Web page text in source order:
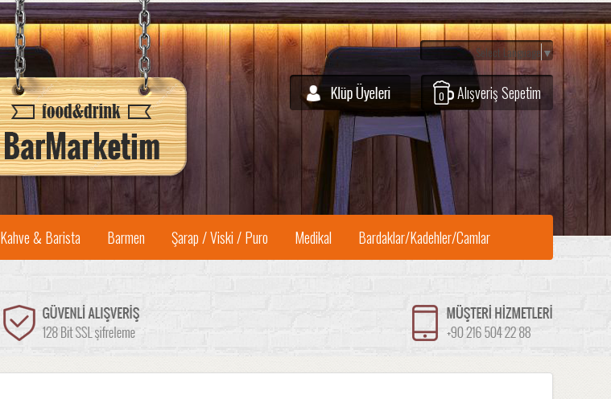
Alışveriş Sepetim
0
Select Language ▼
Kahve & Barista Barmen Şarap / Viski / Puro Medikal Bardaklar/Kadehler/Camlar